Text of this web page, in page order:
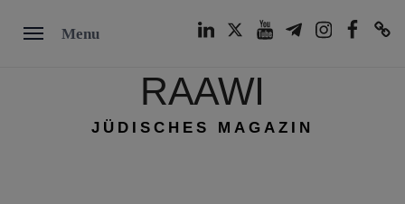
Menu
RAAWI
JÜDISCHES MAGAZIN